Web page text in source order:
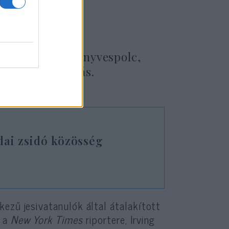
pontból álló
zsidó könyvespolc,
tfilinrakás.
zsidó közösség
jesivatanulók által átalakított
New York Times riportere, Irving